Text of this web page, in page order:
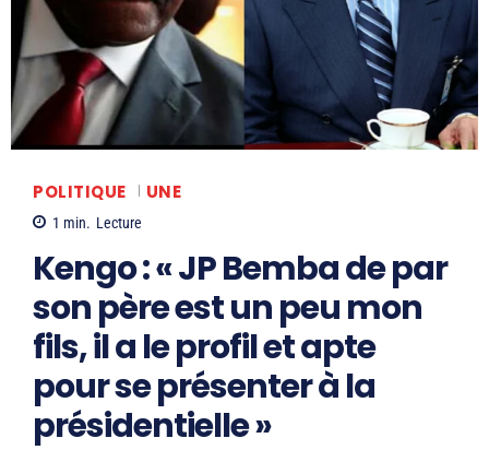
POLITIQUE UNE
1 min. Lecture
Kengo : « JP Bemba de par
son père est un peu mon
fils, il a le profil et apte
pour se présenter à la
présidentielle »